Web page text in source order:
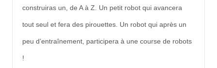
construiras un, de A à Z. Un petit robot qui avancera
tout seul et fera des pirouettes. Un robot qui après un
peu d’entraînement, participera à une course de robots
!